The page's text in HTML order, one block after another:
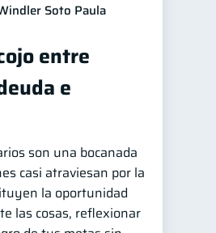
Soto Paula
entre
e
son una bocanada
casi atraviesan por la
la oportunidad
las cosas, reflexionar